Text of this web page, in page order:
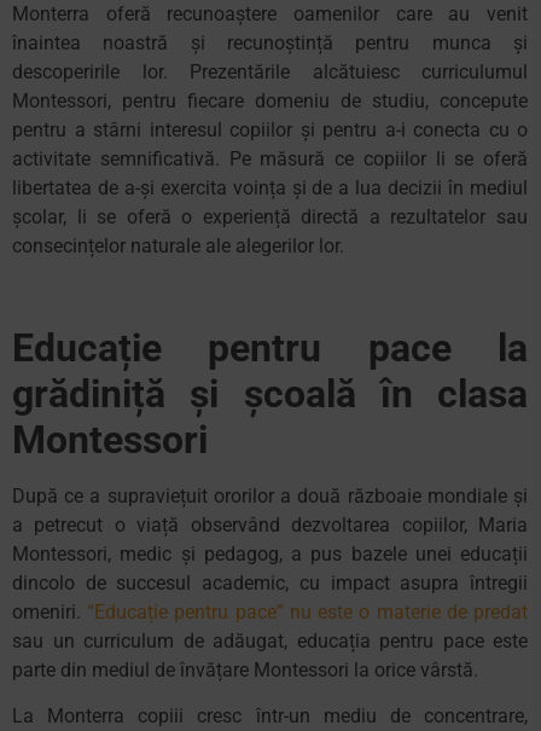
Monterra oferă recunoaștere oamenilor care au venit
înaintea noastră și recunoștință pentru munca și
descoperirile lor. Prezentările alcătuiesc curriculumul
Montessori, pentru fiecare domeniu de studiu, concepute
pentru a stârni interesul copiilor și pentru a-i conecta cu o
activitate semnificativă. Pe măsură ce copiilor li se oferă
libertatea de a-și exercita voința și de a lua decizii în mediul
școlar, li se oferă o experiență directă a rezultatelor sau
consecințelor naturale ale alegerilor lor.
Educație pentru pace la
grădiniță și școală în clasa
Montessori
După ce a supraviețuit ororilor a două războaie mondiale și
a petrecut o viață observând dezvoltarea copiilor, Maria
Montessori, medic și pedagog, a pus bazele unei educații
dincolo de succesul academic, cu impact asupra întregii
omeniri. “Educație pentru pace” nu este o materie de predat
sau un curriculum de adăugat, educația pentru pace este
parte din mediul de învățare Montessori la orice vârstă.
La Monterra copiii cresc într-un mediu de concentrare,